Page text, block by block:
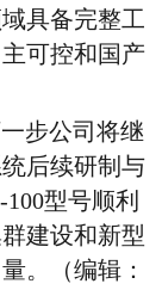
具备完整工
可控和国产
步公司将继
后续研制与
100型号顺利
建设和新型
。（编辑：